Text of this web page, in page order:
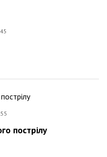
пострілу